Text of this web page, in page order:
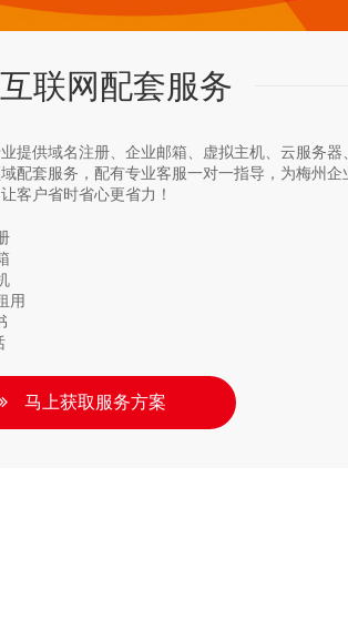
联网配套服务
提供域名注册、企业邮箱、虚拟主机、云服务
配套服务，配有专业客服一对一指导，为梅州
客户省时省心更省力！
用
马上获取服务方案